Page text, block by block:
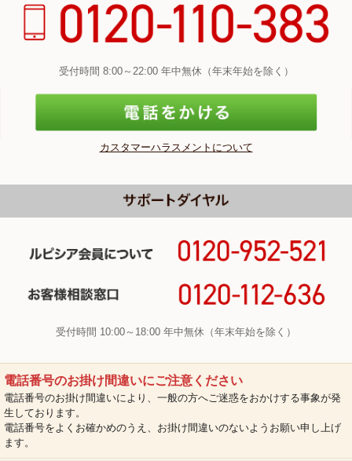
受付時間 8:00～22:00 年中無休（年末年始を除く）
カスタマーハラスメントについて
受付時間 10:00～18:00 年中無休（年末年始を除く）
電話番号のお掛け間違いにご注意ください
電話番号のお掛け間違いにより、一般の方へご迷惑をおかけする事象が発
生しております。
電話番号をよくお確かめのうえ、お掛け間違いのないようお願い申し上げ
ます。